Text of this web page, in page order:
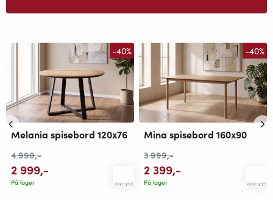
-40%
Melania spisebord 120x76
4 999,-
2 999,-
På lager
-40%
Mina spisebord 160x90
3 999,-
2 399,-
På lager